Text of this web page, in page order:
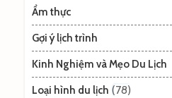
Ẩm thực
Gợi ý lịch trình
Kinh Nghiệm và Mẹo Du Lịch
Loại hình du lịch 78